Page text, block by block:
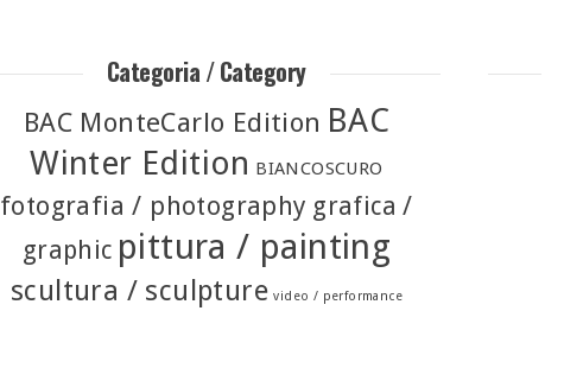
Categoria / Category
BAC MonteCarlo Edition BAC
Winter Edition BIANCOSCURO
fotografia / photography grafica /
graphic pittura / painting
scultura / sculpture video / performance